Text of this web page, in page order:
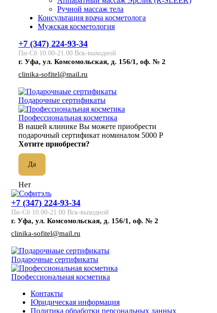
Ручной массаж тела
Консультация врача косметолога
Мужская косметология
+7 (347) 224-93-34
Пн-Сб 10.00-21.00 Вск-выходной
г. Уфа, ул. Комсомольская, д. 156/1, оф. № 2
clinika-sofitel@mail.ru
Подарочные сертификаты
Профессиональная косметика
В нашей клинике Вы можете приобрести
подарочный сертификат номиналом 5000 Р
Хотите приобрести?
Да
Нет
+7 (347) 224-93-34
Пн-Сб 10.00-21.00 Вск-выходной
г. Уфа, ул. Комсомольская, д. 156/1, оф. № 2
clinika-sofitel@mail.ru
Подарочные сертификаты
Профессиональная косметика
Контакты
Юридическая информация
Политика обработки персональных данных